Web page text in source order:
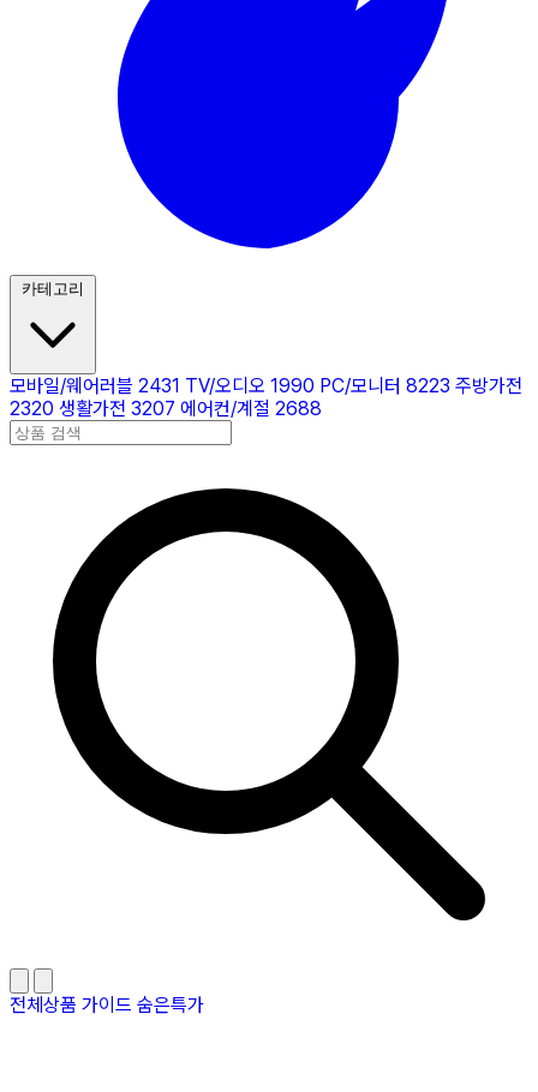
카테고리
모바일/웨어러블 2431 TV/오디오 1990 PC/모니터 8223 주방가전
2320 생활가전 3207 에어컨/계절 2688
전체상품 가이드 숨은특가